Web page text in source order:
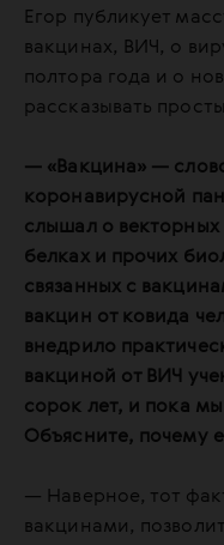
Егор публикует
вакцинах, ВИЧ, о
полтора года и о
рассказывать
— «Вакцина» —
коронавирусной
слышал о
белках и прочих
связанных с
вакцин от ковида
внедрило
вакциной от ВИЧ
сорок лет, и пока
Объясните, почему
— Наверное, тот
вакцинами,